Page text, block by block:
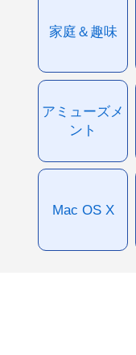
家庭＆趣味
アミューズメ
ント
Mac OS X